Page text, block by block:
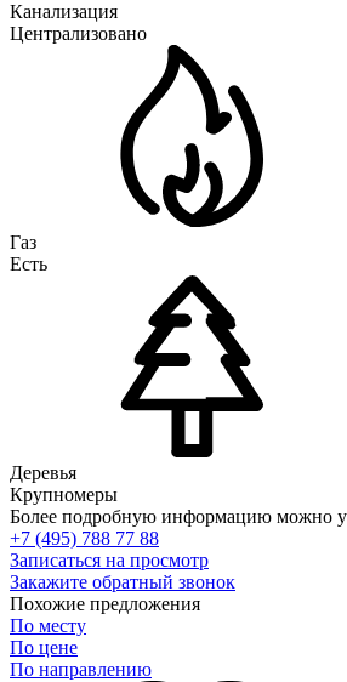
Канализация
Централизовано
Газ
Есть
Деревья
Крупномеры
Более подробную информацию можно
+7 (495) 788 77 88
Записаться на просмотр
Закажите обратный звонок
Похожие предложения
По месту
По цене
По направлению